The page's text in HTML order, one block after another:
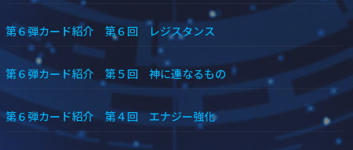
第６弾カード紹介 第６回 レジスタンス
第６弾カード紹介 第５回 神に連なるもの
第６弾カード紹介 第４回 エナジー強化